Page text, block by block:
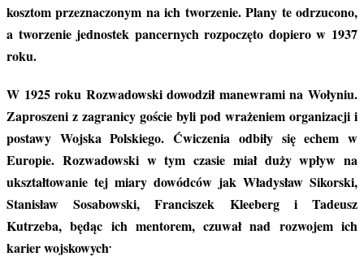
kosztom przeznaczonym na ich tworzenie. Plany te odrzucono,
a tworzenie jednostek pancernych rozpoczęto dopiero w 1937
roku.
W 1925 roku Rozwadowski dowodził manewrami na Wołyniu.
Zaproszeni z zagranicy goście byli pod wrażeniem organizacji i
postawy Wojska Polskiego. Ćwiczenia odbiły się echem w
Europie. Rozwadowski w tym czasie miał duży wpływ na
ukształtowanie tej miary dowódców jak Władysław Sikorski,
Stanisław Sosabowski, Franciszek Kleeberg i Tadeusz
Kutrzeba, będąc ich mentorem, czuwał nad rozwojem ich
karier wojskowych.